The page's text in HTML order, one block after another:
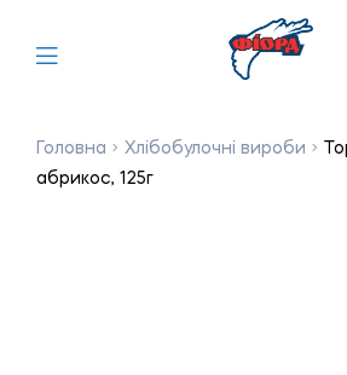
Головна Хлібобулочні вироби
абрикос, 125г